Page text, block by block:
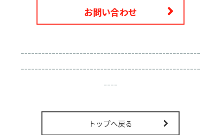
お問い合わせ
----------------------------------------------------
----------------------------------------------------
----
トップへ戻る